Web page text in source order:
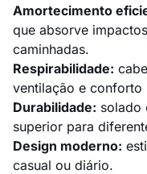
Amortecimento
que absorve
caminhadas.
Respirabilidade:
ventilação e conforto
Durabilidade: solado
superior para
Design moderno:
casual ou diário.